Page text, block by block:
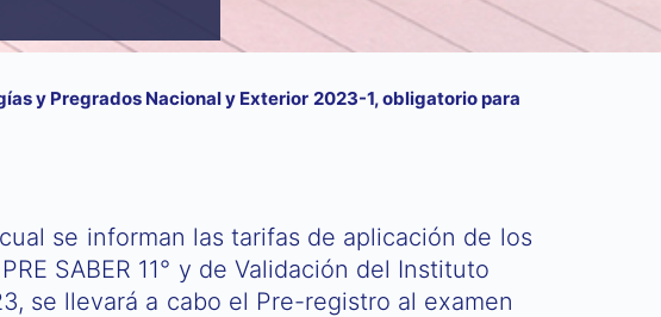
y Pregrados Nacional y Exterior 2023-1, obligatorio para
se informan las tarifas de aplicación de los
SABER 11° y de Validación del Instituto
se llevará a cabo el Pre-registro al examen